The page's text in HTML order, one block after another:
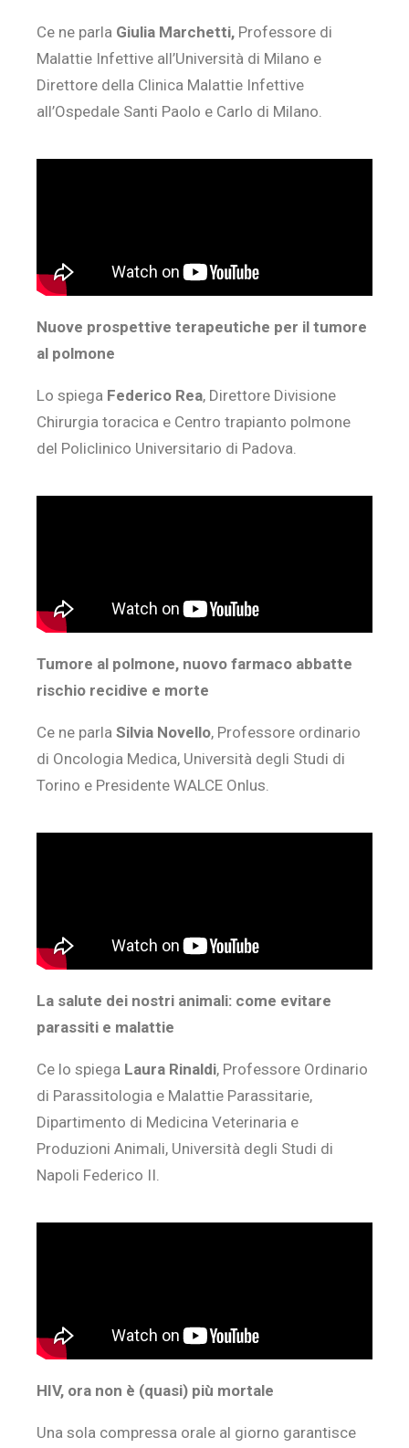
Ce ne parla Giulia Marchetti, Professore di
Malattie Infettive all’Università di Milano e
Direttore della Clinica Malattie Infettive
all’Ospedale Santi Paolo e Carlo di Milano.
Nuove prospettive terapeutiche per il tumore
al polmone
Lo spiega Federico Rea, Direttore Divisione
Chirurgia toracica e Centro trapianto polmone
del Policlinico Universitario di Padova.
Tumore al polmone, nuovo farmaco abbatte
rischio recidive e morte
Ce ne parla Silvia Novello, Professore ordinario
di Oncologia Medica, Università degli Studi di
Torino e Presidente WALCE Onlus.
La salute dei nostri animali: come evitare
parassiti e malattie
Ce lo spiega Laura Rinaldi, Professore Ordinario
di Parassitologia e Malattie Parassitarie,
Dipartimento di Medicina Veterinaria e
Produzioni Animali, Università degli Studi di
Napoli Federico II.
HIV, ora non è (quasi) più mortale
Una sola compressa orale al giorno garantisce